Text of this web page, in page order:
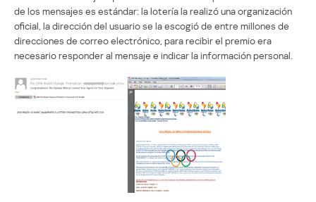
de los mensajes es estándar: la lotería la realizó una organización
oficial, la dirección del usuario se la escogió de entre millones de
direcciones de correo electrónico, para recibir el premio era
necesario responder al mensaje e indicar la información personal.